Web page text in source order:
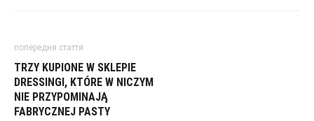
попередня стаття
TRZY KUPIONE W SKLEPIE
DRESSINGI, KTÓRE W NICZYM
NIE PRZYPOMINAJĄ
FABRYCZNEJ PASTY